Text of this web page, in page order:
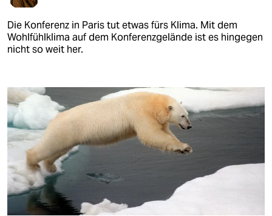
Die Konferenz in Paris tut etwas fürs Klima. Mit dem
Wohlfühlklima auf dem Konferenzgelände ist es hingegen
nicht so weit her.